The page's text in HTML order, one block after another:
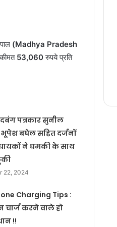
(Madhya Pradesh
53,060रुपये प्रति
दबंग पत्रकार सुनील
बघेल सहित दर्जनों
ने धमकी के साथ
22, 2024
Charging Tips :
चार्ज करने वाले हो
!!